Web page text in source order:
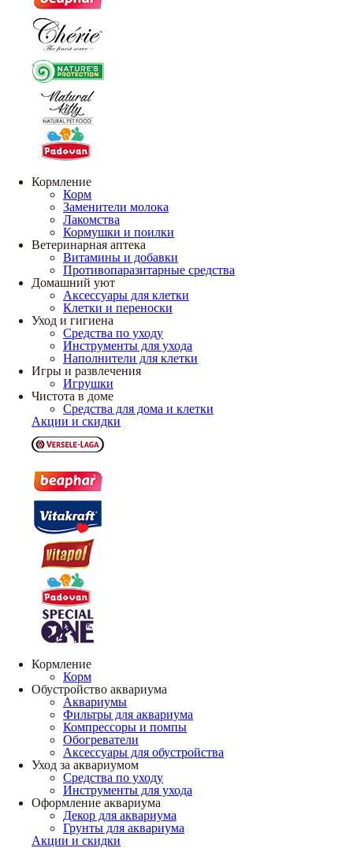
Кормление
Корм
Заменители молока
Лакомства
Кормушки и поилки
Ветеринарная аптека
Витамины и добавки
Противопаразитарные средства
Домашний уют
Аксессуары для клетки
Клетки и переноски
Уход и гигиена
Средства по уходу
Инструменты для ухода
Наполнители для клетки
Игры и развлечения
Игрушки
Чистота в доме
Средства для дома и клетки
Акции и скидки
Кормление
Корм
Обустройство аквариума
Аквариумы
Фильтры для аквариума
Компрессоры и помпы
Обогреватели
Аксессуары для обустройства
Уход за аквариумом
Средства по уходу
Инструменты для ухода
Оформление аквариума
Декор для аквариума
Грунты для аквариума
Акции и скидки